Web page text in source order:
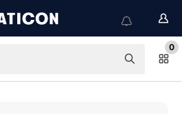
0